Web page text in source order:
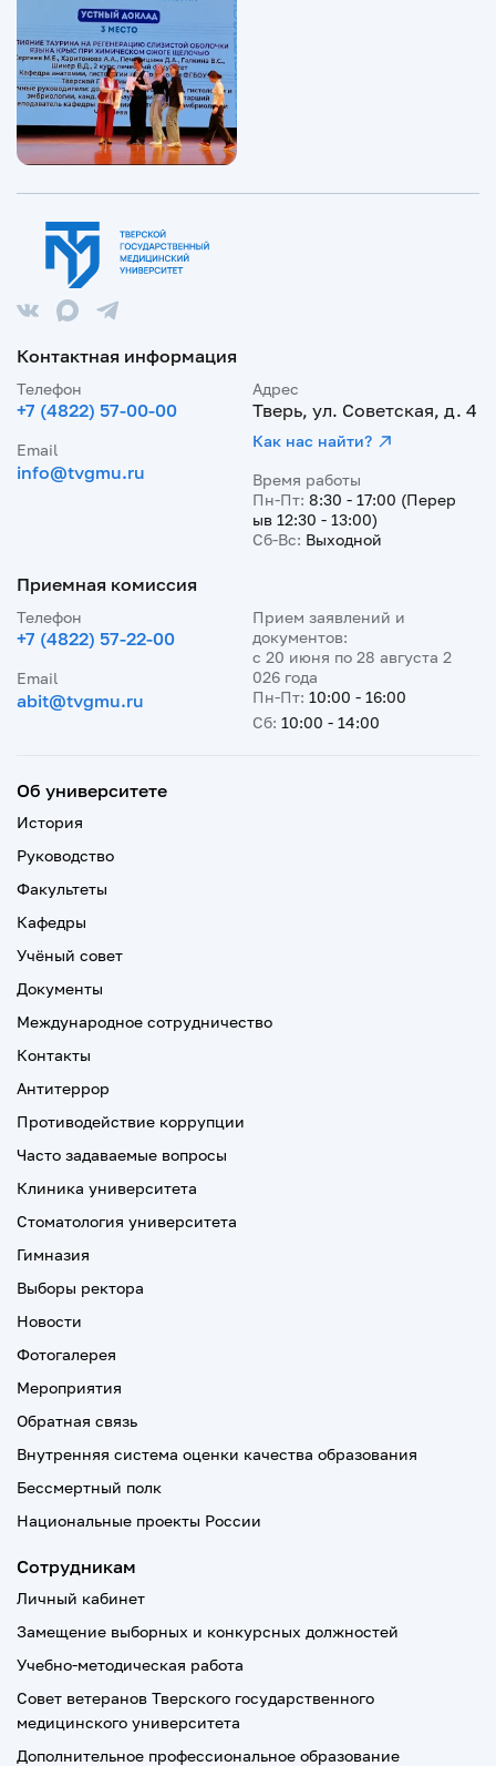
Контактная информация
Телефон
+7 (4822) 57-00-00
Email
info@tvgmu.ru
Адрес
Тверь, ул. Советская, д. 4
Как нас найти?
Время работы
Пн-Пт: 8:30 - 17:00 (Перер
ыв 12:30 - 13:00)
Сб-Вс: Выходной
Приемная комиссия
Телефон
+7 (4822) 57-22-00
Email
abit@tvgmu.ru
Прием заявлений и
документов:
с 20 июня по 28 августа 2
026 года
Пн-Пт: 10:00 - 16:00
Сб: 10:00 - 14:00
Об университете
История
Руководство
Факультеты
Кафедры
Учёный совет
Документы
Международное сотрудничество
Контакты
Антитеррор
Противодействие коррупции
Часто задаваемые вопросы
Клиника университета
Стоматология университета
Гимназия
Выборы ректора
Новости
Фотогалерея
Мероприятия
Обратная связь
Внутренняя система оценки качества образования
Бессмертный полк
Национальные проекты России
Сотрудникам
Личный кабинет
Замещение выборных и конкурсных должностей
Учебно-методическая работа
Совет ветеранов Тверского государственного
медицинского университета
Дополнительное профессиональное образование